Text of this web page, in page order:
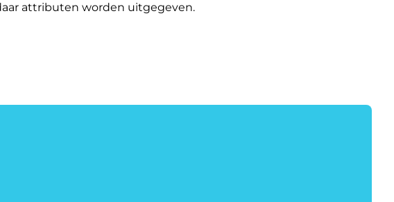
attributen worden uitgegeven.